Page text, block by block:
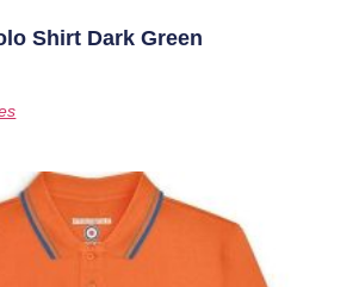
Shirt Dark Green